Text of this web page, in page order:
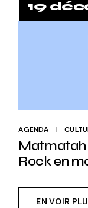
19
AGENDA
Matmatah
Rock en
EN VOIR